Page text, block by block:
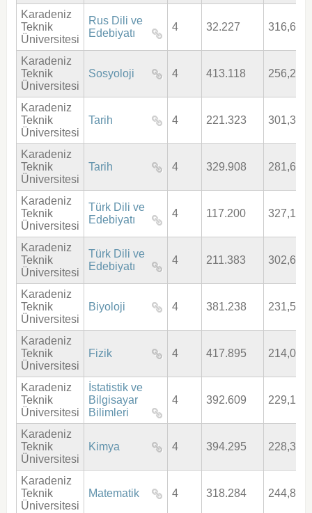
Karadeniz
Teknik
Üniversitesi
Rus Dili ve
Edebiyatı
4 32.227
Karadeniz
Teknik
Üniversitesi
Sosyoloji 4 413.118
Karadeniz
Teknik
Üniversitesi
Tarih 4 221.323
Karadeniz
Teknik
Üniversitesi
Tarih 4 329.908
Karadeniz
Teknik
Üniversitesi
Türk Dili ve
Edebiyatı
4 117.200
Karadeniz
Teknik
Üniversitesi
Türk Dili ve
Edebiyatı
4 211.383
Karadeniz
Teknik
Üniversitesi
Biyoloji 4 381.238
Karadeniz
Teknik
Üniversitesi
Fizik 4 417.895
Karadeniz
Teknik
Üniversitesi
İstatistik ve
Bilgisayar
Bilimleri
4 392.609
Karadeniz
Teknik
Üniversitesi
Kimya 4 394.295
Karadeniz
Teknik
Üniversitesi
Matematik 4 318.284